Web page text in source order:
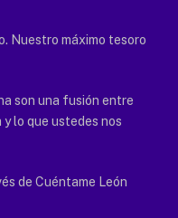
Nuestro máximo tesoro
son una fusión entre
lo que ustedes nos
de Cuéntame León